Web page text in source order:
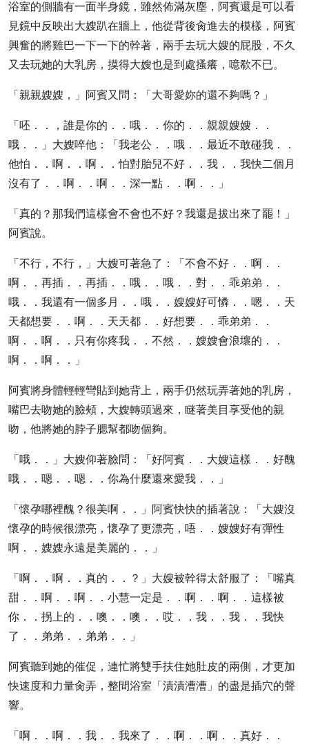
浴室的側牆有一面半身鏡，雖然佈滿灰塵，阿賓還是可以看
見鏡中反映出大嫂趴在牆上，他從背後肏進去的模樣，阿賓
興奮的將雞巴一下一下的幹著，兩手去玩大嫂的屁股，不久
又去玩她的大乳房，摸得大嫂也是到處搔癢，噫欷不已。
「親親嫂嫂，」阿賓又問：「大哥愛妳的還不夠嗎？」
「呸．．，誰是你的．．哦．．你的．．親親嫂嫂．．
哦．．」大嫂啐他：「我老公．．哦．．最近不敢碰我．．
他怕．．啊．．啊．．怕對胎兒不好．．我．．我快二個月
沒有了．．啊．．啊．．深一點．．啊．．」
「真的？那我們這樣會不會也不好？我還是拔出來了罷！」
阿賓說。
「不行，不行，」大嫂可著急了：「不會不好．．啊．．
啊．．再插．．再插．．哦．．哦．．對．．乖弟弟．．
哦．．我還有一個多月．．哦．．嫂嫂好可憐．．嗯．．天
天都想要．．啊．．天天都．．好想要．．乖弟弟．．
啊．．啊．．只有你疼我．．不然．．嫂嫂會浪壞的．．
啊．．啊．．」
阿賓將身體輕輕彎貼到她背上，兩手仍然玩弄著她的乳房，
嘴巴去吻她的臉頰，大嫂轉頭過來，瞇著美目享受他的親
吻，他將她的脖子腮幫都吻個夠。
「哦．．」大嫂仰著臉問：「好阿賓．．大嫂這樣．．好醜
哦．．嗯．．嗯．．你為什麼還來愛我．．」
「懷孕哪裡醜？很美啊．．」阿賓快快的插著說：「大嫂沒
懷孕的時候很漂亮，懷孕了更漂亮，唔．．嫂嫂好有彈性
啊．．嫂嫂永遠是美麗的．．」
「啊．．啊．．真的．．？」大嫂被幹得太舒服了：「嘴真
甜．．啊．．啊．．小慧一定是．．啊．．啊．．這樣被
你．．拐上的．．噢．．噢．．哎．．我．．我．．我快
了．．弟弟．．弟弟．．」
阿賓聽到她的催促，連忙將雙手扶住她肚皮的兩側，才更加
快速度和力量肏弄，整間浴室「漬漬漕漕」的盡是插穴的聲
響。
「啊．．啊．．我．．我來了．．啊．．啊．．真好．．